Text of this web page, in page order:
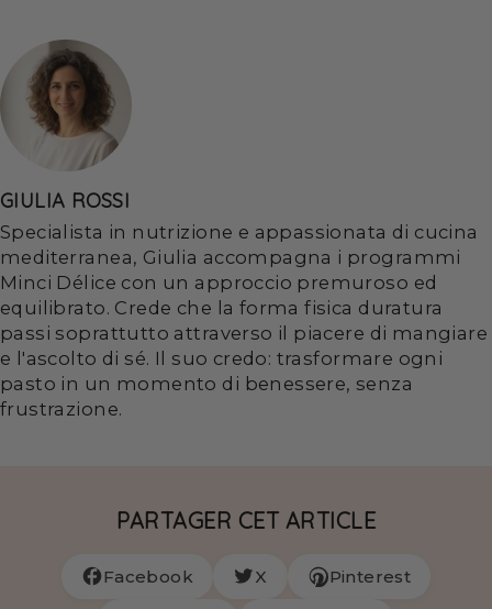
GIULIA ROSSI
Specialista in nutrizione e appassionata di cucina
mediterranea, Giulia accompagna i programmi
Minci Délice con un approccio premuroso ed
equilibrato. Crede che la forma fisica duratura
passi soprattutto attraverso il piacere di mangiare
e l'ascolto di sé. Il suo credo: trasformare ogni
pasto in un momento di benessere, senza
frustrazione.
PARTAGER CET ARTICLE
Facebook X Pinterest